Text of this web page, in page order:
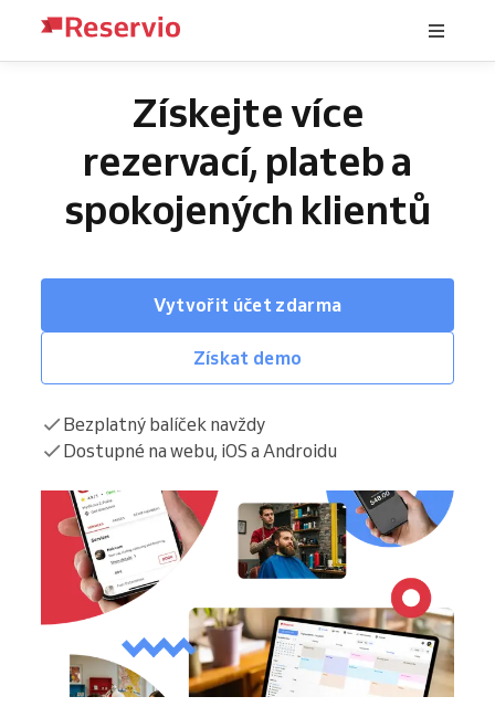
Získejte více
rezervací, plateb a
spokojených klientů
Vytvořit účet zdarma
Získat demo
Bezplatný balíček navždy
Dostupné na webu, iOS a Androidu